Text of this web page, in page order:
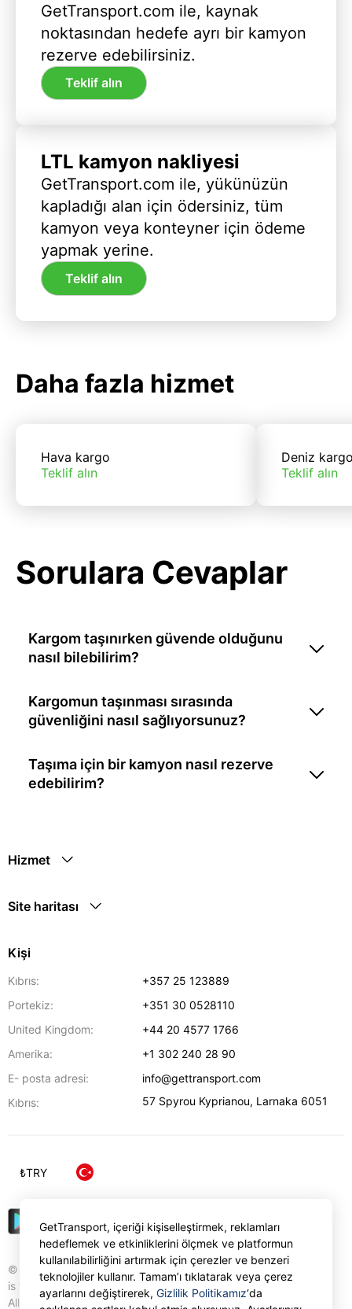
GetTransport.com ile, kaynak
noktasından hedefe ayrı bir kamyon
rezerve edebilirsiniz.
Teklif alın
LTL kamyon nakliyesi
GetTransport.com ile, yükünüzün
kapladığı alan için ödersiniz, tüm
kamyon veya konteyner için ödeme
yapmak yerine.
Teklif alın
Daha fazla hizmet
Hava kargo
Teklif alın
Deniz
Teklif alın
Sorulara Cevaplar
Kargom taşınırken güvende olduğunu
nasıl bilebilirim?
Kargomun taşınması sırasında
güvenliğini nasıl sağlıyorsunuz?
Taşıma için bir kamyon nasıl rezerve
edebilirim?
Hizmet
Site haritası
Kişi
Kıbrıs:
+357 25 123889
Portekiz:
+351 30 0528110
United Kingdom:
+44 20 4577 1766
Amerika:
+1 302 240 28 90
E- posta adresi:
info@gettransport.com
Kıbrıs:
57 Spyrou Kyprianou, Larnaka 6051
© Gettransport International Limited. GetTransport®
is trademark of Gettransport International Limited.
All rights reserved.
₺TRY
GetTransport, içeriği kişiselleştirmek, reklamları
hedeflemek ve etkinliklerini ölçmek ve platformun
kullanılabilirliğini artırmak için çerezler ve benzeri
teknolojiler kullanır. Tamam’ı tıklatarak veya çerez
ayarlarını değiştirerek, Gizlilik Politikamız‘da